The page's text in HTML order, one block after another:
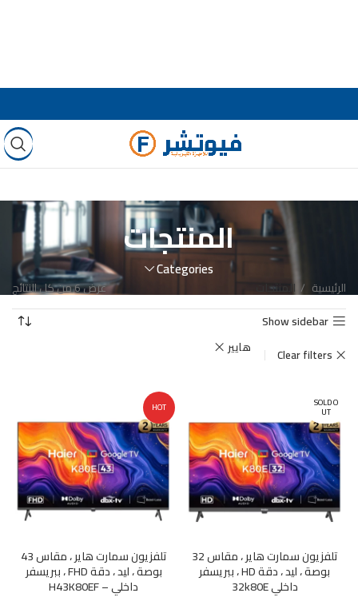
المنتجات
Categories
الرئيسية المنتجات
عرض ⁦6⁩ من كل النتائج
Show sidebar
Clear filters هايير
SOLD O
UT
تلفزيون سمارت هاير ، مقاس 32
بوصة ، ليد ، دقة HD ، ببريسفر
داخلي 32k80E
HOT
تلفزيون سمارت هاير ، مقاس 43
بوصة ، ليد ، دقة FHD ، ببريسفر
داخلي – H43K80EF